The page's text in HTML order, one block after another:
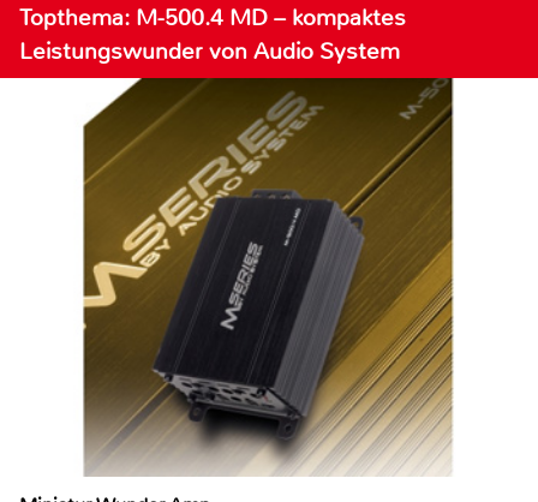
Topthema: M-500.4 MD – kompaktes
Leistungswunder von Audio System